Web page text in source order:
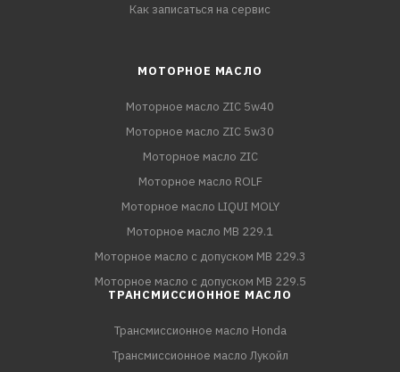
Как записаться на сервис
МОТОРНОЕ МАСЛО
Моторное масло ZIC 5w40
Моторное масло ZIC 5w30
Моторное масло ZIC
Моторное масло ROLF
Моторное масло LIQUI MOLY
Моторное масло MB 229.1
Моторное масло с допуском MB 229.3
Моторное масло с допуском MB 229.5
ТРАНСМИССИОННОЕ МАСЛО
Трансмиссионное масло Honda
Трансмиссионное масло Лукойл